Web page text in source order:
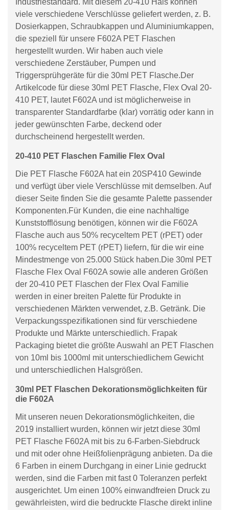
Industriestandard. Mit diesem 20-410 Hals können
viele verschiedene Verschlüsse geliefert werden, z. B.
Dosierkappen, Schraubkappen und Aluminiumkappen,
die speziell für unsere F602A PET Flaschen
hergestellt wurden. Wir haben auch viele
verschiedene Zerstäuber, Pumpen und
Triggersprühgeräte für die 30ml PET Flasche.Der
Artikelcode für diese 30ml PET Flasche, Flex Oval 20-
410 PET, lautet F602A und ist möglicherweise in
transparenter Standardfarbe (klar) vorrätig oder kann in
jeder gewünschten Farbe, deckend oder
durchscheinend hergestellt werden.
20-410 PET Flaschen Familie Flex Oval
Die PET Flasche F602A hat ein 20SP410 Gewinde
und verfügt über viele Verschlüsse mit demselben. Auf
dieser Seite finden Sie die gesamte Palette passender
Komponenten.Für Kunden, die eine nachhaltige
Kunststofflösung benötigen, können wir die F602A
Flasche auch aus 50% recyceltem PET (rPET) oder
100% recyceltem PET (rPET) liefern, für die wir eine
Mindestmenge von 25.000 Stück haben.Die 30ml PET
Flasche Flex Oval F602A sowie alle anderen Größen
der 20-410 PET Flaschen der Flex Oval Familie
werden in einer breiten Palette für Produkte in
verschiedenen Märkten verwendet, z.B. Getränk. Die
Verpackungsspezifikationen sind für verschiedene
Produkte und Märkte unterschiedlich. Frapak
Packaging bietet die größte Auswahl an PET Flaschen
von 10ml bis 1000ml mit unterschiedlichem Gewicht
und unterschiedlichen Halsgrößen.
30ml PET Flaschen Dekorationsmöglichkeiten für
die F602A
Mit unseren neuen Dekorationsmöglichkeiten, die
2019 installiert wurden, können wir jetzt diese 30ml
PET Flasche F602A mit bis zu 6-Farben-Siebdruck
und mit oder ohne Heißfolienprägung anbieten. Da die
6 Farben in einem Durchgang in einer Linie gedruckt
werden, sind die Farben mit fast 0 Toleranzen perfekt
ausgerichtet. Um einen 100% einwandfreien Druck zu
gewährleisten, wird die bedruckte Flasche direkt inline